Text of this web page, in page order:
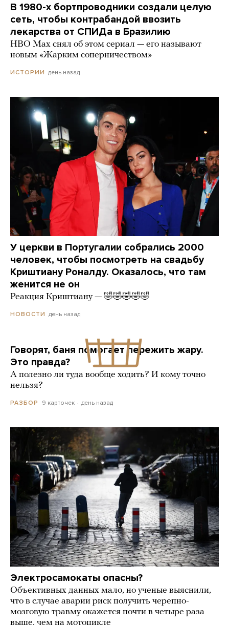
В 1980-х бортпроводники создали целую
сеть, чтобы контрабандой ввозить
лекарства от СПИДа в Бразилию
HBO Max снял об этом сериал — его называют
новым «Жарким соперничеством»
ИСТОРИИ день назад
У церкви в Португалии собрались 2000
человек, чтобы посмотреть на свадьбу
Криштиану Роналду. Оказалось, что там
женится не он
Реакция Криштиану — 🤣🤣🤣🤣🤣
НОВОСТИ день назад
Говорят, баня помогает пережить жару.
Это правда?
А полезно ли туда вообще ходить? И кому точно
нельзя?
РАЗБОР 9 карточек день назад
Электросамокаты опасны?
Объективных данных мало, но ученые выяснили,
что в случае аварии риск получить черепно-
мозговую травму окажется почти в четыре раза
выше, чем на мотоцикле